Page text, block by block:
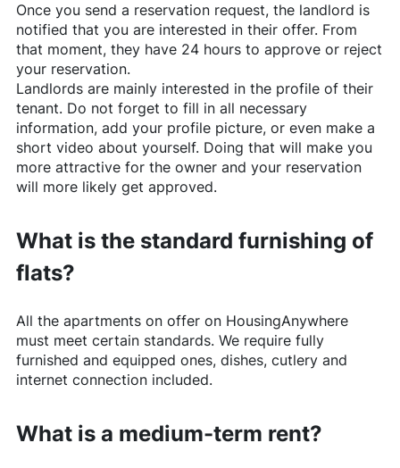
Once you send a reservation request, the landlord is
notified that you are interested in their offer. From
that moment, they have 24 hours to approve or reject
your reservation.
Landlords are mainly interested in the profile of their
tenant. Do not forget to fill in all necessary
information, add your profile picture, or even make a
short video about yourself. Doing that will make you
more attractive for the owner and your reservation
will more likely get approved.
What is the standard furnishing of
flats?
All the apartments on offer on HousingAnywhere
must meet certain standards. We require fully
furnished and equipped ones, dishes, cutlery and
internet connection included.
What is a medium-term rent?